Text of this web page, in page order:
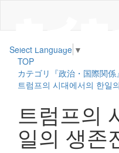
Select Language ▼
TOP
カテゴリ『政治・国際関係』
트럼프의 시대에서의 한일
트럼프의
일의 생존